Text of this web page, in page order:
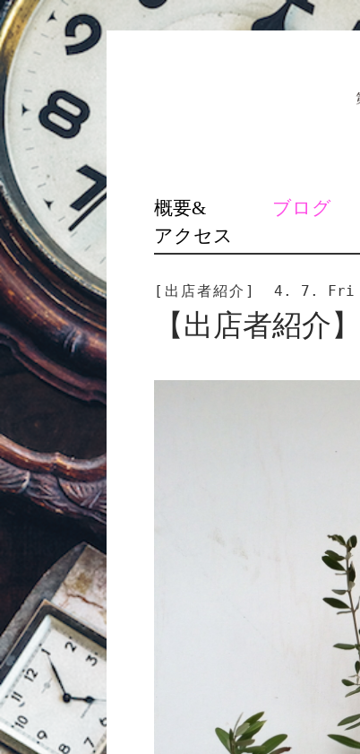
SKIP
TO
CONTENT
概要&
アクセス
ブログ
[出店者紹介] 4. 7. Fri
【出店者紹介